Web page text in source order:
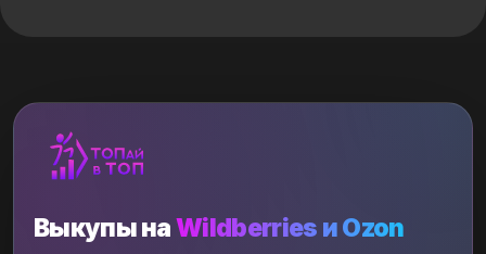
Выкупы наWildberries и Ozon